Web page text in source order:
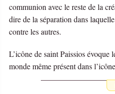
communion avec le reste de la
dire de la séparation dans
contre les autres.
L’icône de saint Paissios
monde même présent dans